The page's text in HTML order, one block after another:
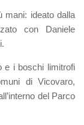
mani: ideato dalla
con Daniele
e i boschi limitrofi
di Vicovaro,
del Parco